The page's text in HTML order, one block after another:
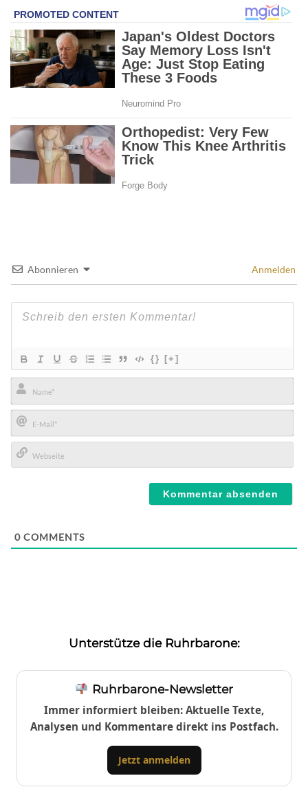
Abonnieren Anmelden
{} [+]
Name*
E-
Mail*
0 COMMENTS
Unterstütze die Ruhrbarone:
Ruhrbarone-Newsletter
Immer informiert bleiben: Aktuelle Texte,
Analysen und Kommentare direkt ins Postfach.
Jetzt anmelden